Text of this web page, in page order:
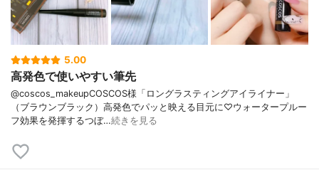
5.00
高発色で使いやすい筆先
@coscos_makeupCOSCOS様「ロングラスティングアイライナー」
（ブラウンブラック）高発色でパッと映える目元に♡ウォータープルー
フ効果を発揮するつぼ…続きを見る